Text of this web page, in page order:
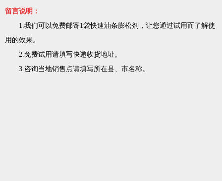
留言说明：
1.我们可以免费邮寄1袋快速油条膨松剂，让您通过试用而了解使
用的效果。
2.免费试用请填写快递收货地址。
3.咨询当地销售点请填写所在县、市名称。